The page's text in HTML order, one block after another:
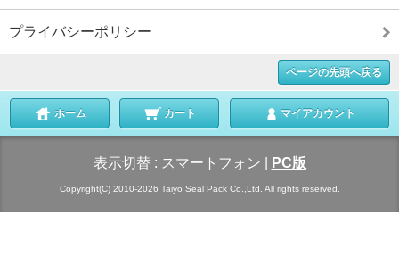
プライバシーポリシー
ページの先頭へ戻る
ホーム カート マイアカウント
表示切替 : スマートフォン PC版
Copyright(C) 2010-2026 Taiyo Seal Pack Co.,Ltd. All rights reserved.